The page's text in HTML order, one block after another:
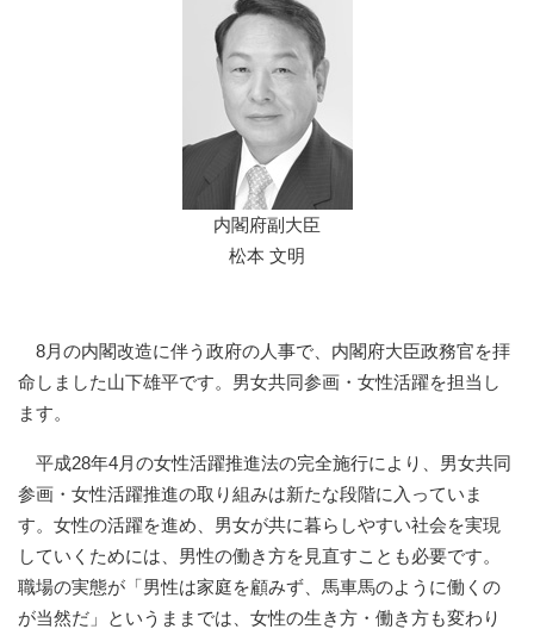
内閣府副大臣
松本 文明
8月の内閣改造に伴う政府の人事で、内閣府大臣政務官を拝
命しました山下雄平です。男女共同参画・女性活躍を担当し
ます。
平成28年4月の女性活躍推進法の完全施行により、男女共同
参画・女性活躍推進の取り組みは新たな段階に入っていま
す。女性の活躍を進め、男女が共に暮らしやすい社会を実現
していくためには、男性の働き方を見直すことも必要です。
職場の実態が「男性は家庭を顧みず、馬車馬のように働くの
が当然だ」というままでは、女性の生き方・働き方も変わり